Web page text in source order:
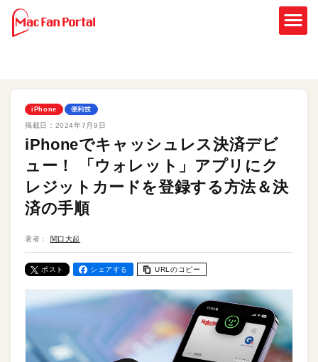
iPhone 便利技
掲載日： 2024年7月9日
iPhoneでキャッシュレス決済デビ
ュー！ 「ウォレット」アプリにク
レジットカードを登録する方法＆決
済の手順
著者： 関口大起
ポスト シェアする URLのコピー